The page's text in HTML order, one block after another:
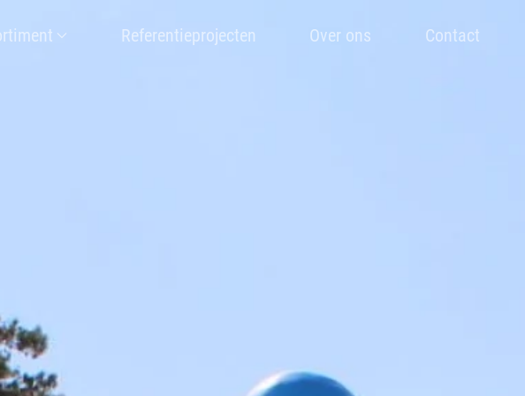
Referentieprojecten Over ons Contact